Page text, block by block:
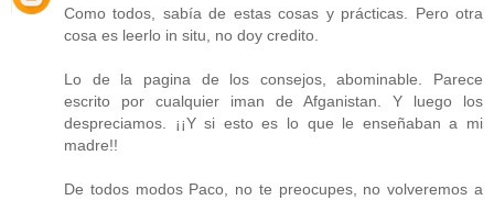
Como todos, sabía de estas cosas y prácticas. Pero otra
cosa es leerlo in situ, no doy credito.
Lo de la pagina de los consejos, abominable. Parece
escrito por cualquier iman de Afganistan. Y luego los
despreciamos. ¡¡Y si esto es lo que le enseñaban a mi
madre!!
De todos modos Paco, no te preocupes, no volveremos a